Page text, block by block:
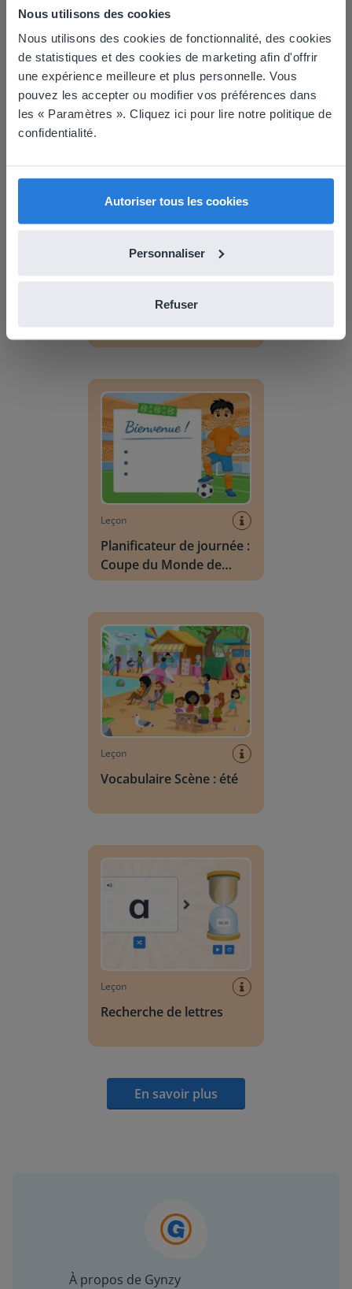
Nous utilisons des cookies
Nous utilisons des cookies de fonctionnalité, des cookies
de statistiques et des cookies de marketing afin d'offrir
une expérience meilleure et plus personnelle. Vous
pouvez les accepter ou modifier vos préférences dans
les « Paramètres ». Cliquez ici pour lire notre politique de
confidentialité.
Autoriser tous les cookies
Personnaliser
Refuser
En savoir plus!
Planificateur de journée : Été
Planificateur de journée :
Leçon
Planificateur de journée :
Coupe du Monde de
Football
Leçon
Vocabulaire Scène : été
Leçon
Recherche de lettres
En savoir plus
À propos de Gynzy
This website doesn't match
your location
Based on your location, we think you might
prefer to visit our English website. There you'll
English
Français